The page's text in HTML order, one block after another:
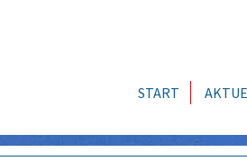
START